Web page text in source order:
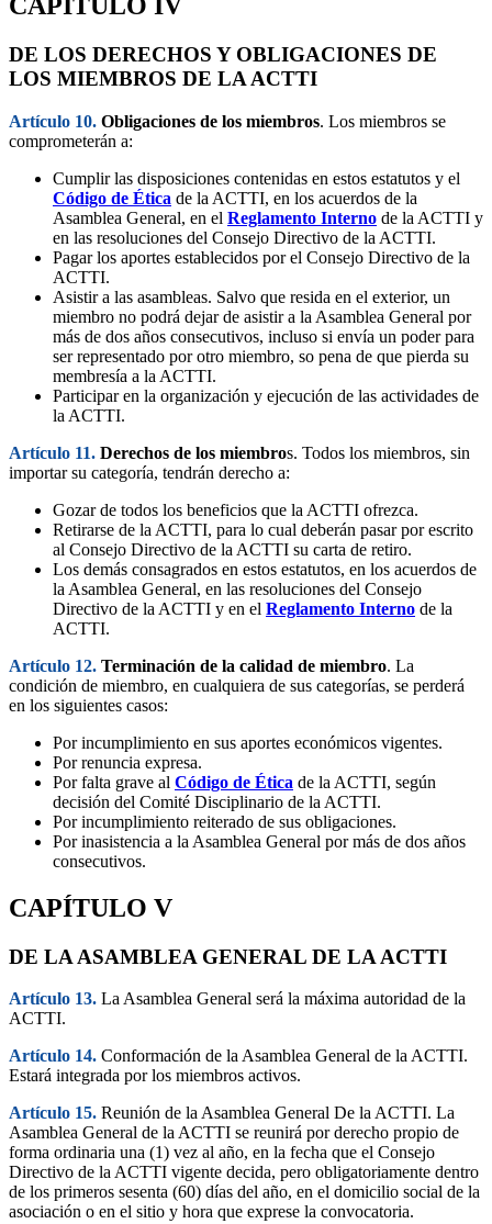
CAPÍTULO IV
DE LOS DERECHOS Y OBLIGACIONES DE
LOS MIEMBROS DE LA ACTTI
Artículo 10. Obligaciones de los miembros. Los miembros se
comprometerán a:
Cumplir las disposiciones contenidas en estos estatutos y el
Código de Ética de la ACTTI, en los acuerdos de la
Asamblea General, en el Reglamento Interno de la ACTTI y
en las resoluciones del Consejo Directivo de la ACTTI.
Pagar los aportes establecidos por el Consejo Directivo de la
ACTTI.
Asistir a las asambleas. Salvo que resida en el exterior, un
miembro no podrá dejar de asistir a la Asamblea General por
más de dos años consecutivos, incluso si envía un poder para
ser representado por otro miembro, so pena de que pierda su
membresía a la ACTTI.
Participar en la organización y ejecución de las actividades de
la ACTTI.
Artículo 11. Derechos de los miembros. Todos los miembros, sin
importar su categoría, tendrán derecho a:
Gozar de todos los beneficios que la ACTTI ofrezca.
Retirarse de la ACTTI, para lo cual deberán pasar por escrito
al Consejo Directivo de la ACTTI su carta de retiro.
Los demás consagrados en estos estatutos, en los acuerdos de
la Asamblea General, en las resoluciones del Consejo
Directivo de la ACTTI y en el Reglamento Interno de la
ACTTI.
Artículo 12. Terminación de la calidad de miembro. La
condición de miembro, en cualquiera de sus categorías, se perderá
en los siguientes casos:
Por incumplimiento en sus aportes económicos vigentes.
Por renuncia expresa.
Por falta grave al Código de Ética de la ACTTI, según
decisión del Comité Disciplinario de la ACTTI.
Por incumplimiento reiterado de sus obligaciones.
Por inasistencia a la Asamblea General por más de dos años
consecutivos.
CAPÍTULO V
DE LA ASAMBLEA GENERAL DE LA ACTTI
Artículo 13. La Asamblea General será la máxima autoridad de la
ACTTI.
Artículo 14. Conformación de la Asamblea General de la ACTTI.
Estará integrada por los miembros activos.
Artículo 15. Reunión de la Asamblea General De la ACTTI. La
Asamblea General de la ACTTI se reunirá por derecho propio de
forma ordinaria una (1) vez al año, en la fecha que el Consejo
Directivo de la ACTTI vigente decida, pero obligatoriamente dentro
de los primeros sesenta (60) días del año, en el domicilio social de la
asociación o en el sitio y hora que exprese la convocatoria.